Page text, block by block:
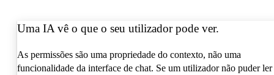
Uma IA vê o que o seu utilizador pode ver.
As permissões são uma propriedade do contexto, não uma
funcionalidade da interface de chat. Se um utilizador não puder ler